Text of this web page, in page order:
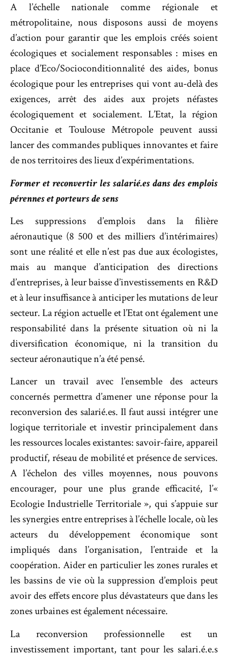
A l’échelle nationale comme régionale et
métropolitaine, nous disposons aussi de moyens
d’action pour garantir que les emplois créés soient
écologiques et socialement responsables : mises en
place d’Eco/Socioconditionnalité des aides, bonus
écologique pour les entreprises qui vont au-delà des
exigences, arrêt des aides aux projets néfastes
écologiquement et socialement. L’Etat, la région
Occitanie et Toulouse Métropole peuvent aussi
lancer des commandes publiques innovantes et faire
de nos territoires des lieux d’expérimentations.
Former et reconvertir les salarié.es dans des emplois
pérennes et porteurs de sens
Les suppressions d’emplois dans la filière
aéronautique (8 500 et des milliers d’intérimaires)
sont une réalité et elle n’est pas due aux écologistes,
mais au manque d’anticipation des directions
d’entreprises, à leur baisse d’investissements en R&D
et à leur insuffisance à anticiper les mutations de leur
secteur. La région actuelle et l’Etat ont également une
responsabilité dans la présente situation où ni la
diversification économique, ni la transition du
secteur aéronautique n’a été pensé.
Lancer un travail avec l’ensemble des acteurs
concernés permettra d’amener une réponse pour la
reconversion des salarié.es. Il faut aussi intégrer une
logique territoriale et investir principalement dans
les ressources locales existantes: savoir-faire, appareil
productif, réseau de mobilité et présence de services.
A l’échelon des villes moyennes, nous pouvons
encourager, pour une plus grande efficacité, l’«
Ecologie Industrielle Territoriale », qui s’appuie sur
les synergies entre entreprises à l’échelle locale, où les
acteurs du développement économique sont
impliqués dans l’organisation, l’entraide et la
coopération. Aider en particulier les zones rurales et
les bassins de vie où la suppression d’emplois peut
avoir des effets encore plus dévastateurs que dans les
zones urbaines est également nécessaire.
La reconversion professionnelle est un
investissement important, tant pour les salari.é.e.s